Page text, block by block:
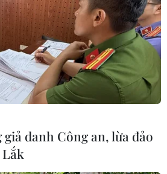
danh Công an, lừa đảo